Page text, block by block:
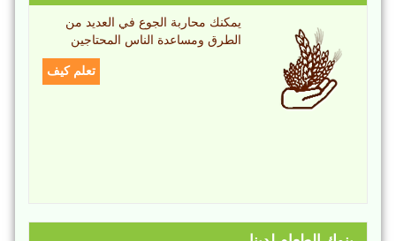
يمكنك محاربة الجوع في العديد من
الطرق ومساعدة الناس المحتاجين
تعلم كيف